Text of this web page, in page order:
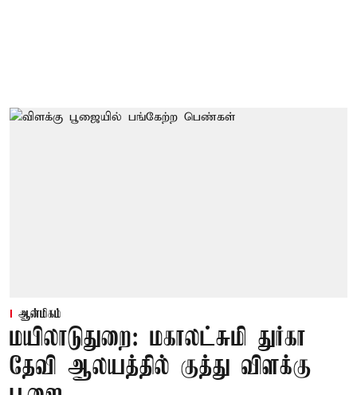
ஆன்மிகம்
மயிலாடுதுறை: மகாலட்சுமி துர்கா
தேவி ஆலயத்தில் குத்து விளக்கு